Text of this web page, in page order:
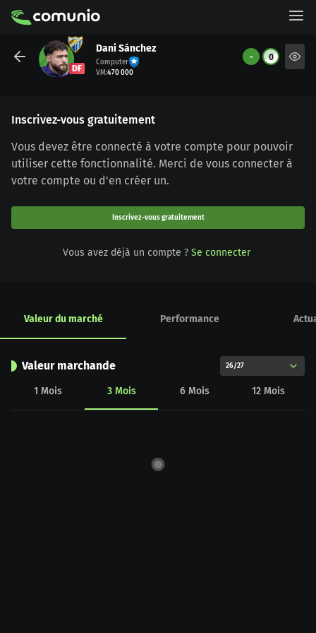
DF
Dani Sánchez
Computer
VM:470 000
- 0
Inscrivez-vous gratuitement
Vous devez être connecté à votre compte pour pouvoir
utiliser cette fonctionnalité. Merci de vous connecter à
votre compte ou d'en créer un.
Inscrivez-vous gratuitement
Vous avez déjà un compte ? Se connecter
Valeur du marché Performance
Valeur marchande 26/27
1 Mois 3 Mois 6 Mois 12 Mois